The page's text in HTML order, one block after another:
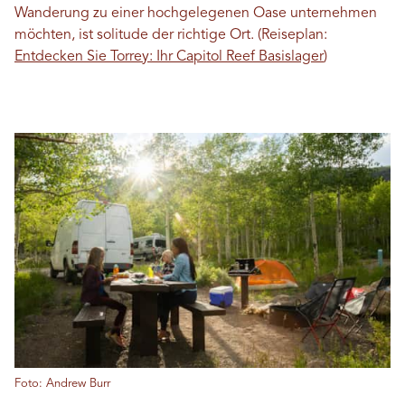
Wanderung zu einer hochgelegenen Oase unternehmen
möchten, ist solitude der richtige Ort. (Reiseplan:
Entdecken Sie Torrey: Ihr Capitol Reef Basislager)
Foto: Andrew Burr